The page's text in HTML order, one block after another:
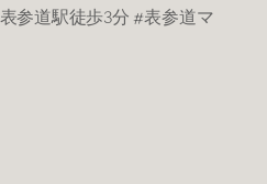
参道駅徒歩3分 #表参道マ